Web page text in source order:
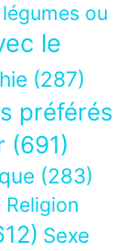
ou
le
(287)
préférés
(691)
(283)
Religion
Sexe